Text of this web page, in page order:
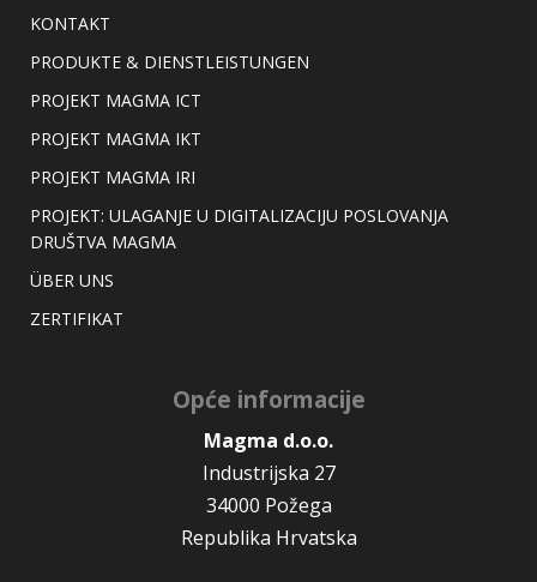
KONTAKT
PRODUKTE & DIENSTLEISTUNGEN
PROJEKT MAGMA ICT
PROJEKT MAGMA IKT
PROJEKT MAGMA IRI
PROJEKT: ULAGANJE U DIGITALIZACIJU POSLOVANJA
DRUŠTVA MAGMA
ÜBER UNS
ZERTIFIKAT
Opće informacije
Magma d.o.o.
Industrijska 27
34000 Požega
Republika Hrvatska